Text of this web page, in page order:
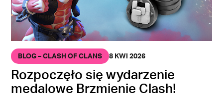
BLOG – CLASH OF CLANS 8 KWI 2026
Rozpoczęło się wydarzenie
medalowe Brzmienie Clash!